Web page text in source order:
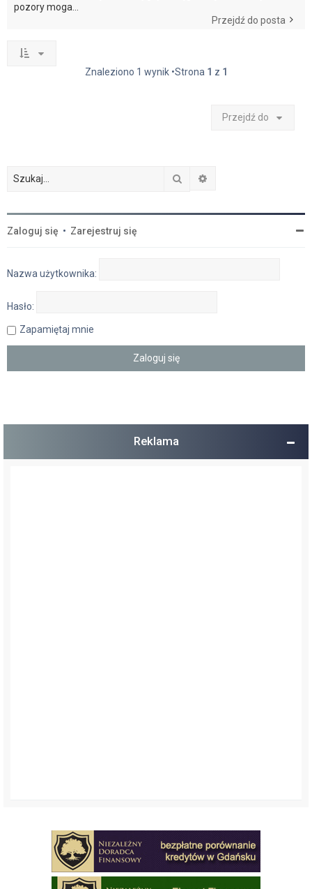
pozory moga...
Przejdź do posta
Znaleziono 1 wynik •Strona 1 z 1
Przejdź do
Szukaj
Zaloguj się • Zarejestruj się
Nazwa użytkownika:
Hasło:
Zapamiętaj mnie
Reklama